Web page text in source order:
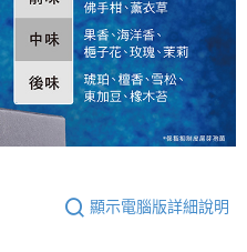
顯示電腦版詳細說明